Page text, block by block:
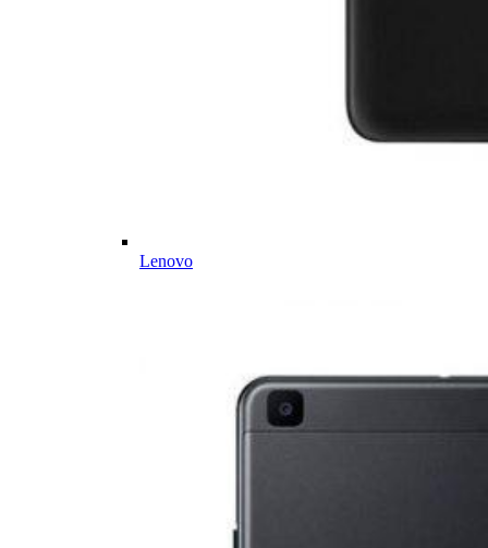
Lenovo